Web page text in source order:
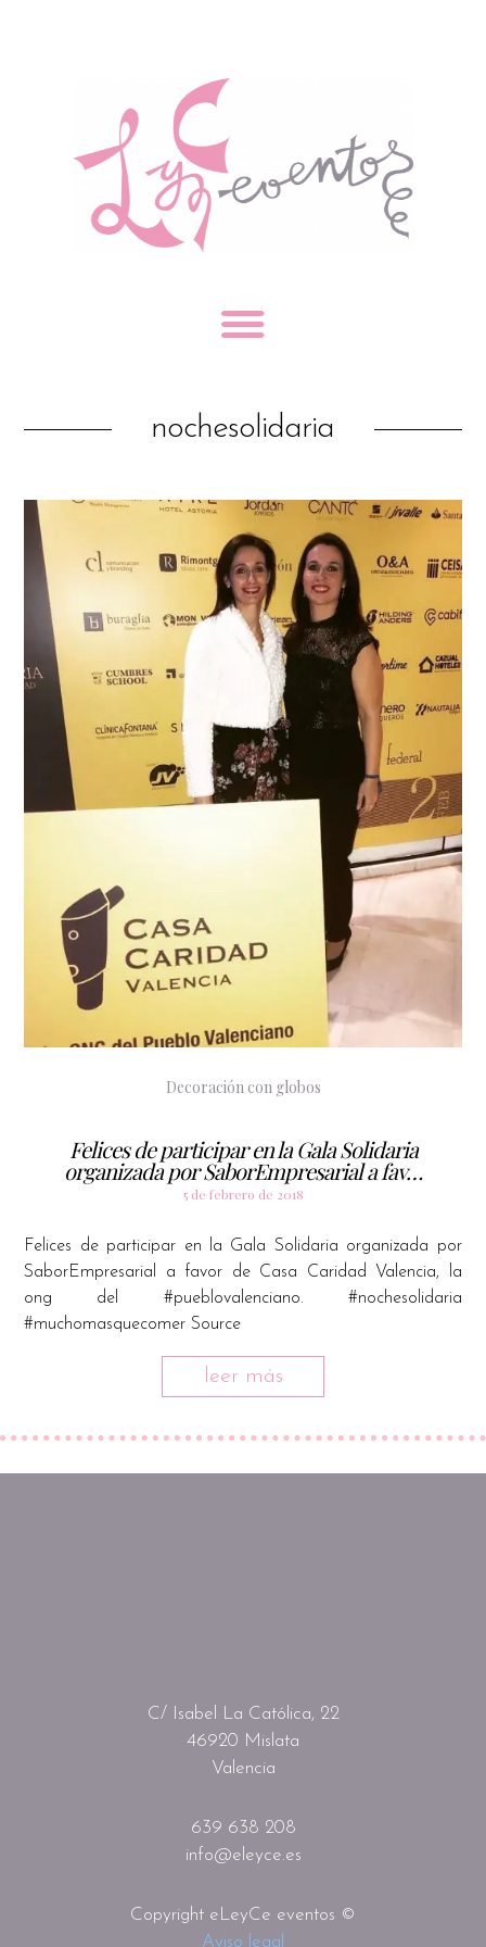
nochesolidaria
Decoración con globos
Felices de participar en la Gala Solidaria
organizada por SaborEmpresarial a fav…
5 de febrero de 2018
Felices de participar en la Gala Solidaria organizada por
SaborEmpresarial a favor de Casa Caridad Valencia, la
ong del #pueblovalenciano. #nochesolidaria
#muchomasquecomer Source
leer más
C/ Isabel La Católica, 22
46920 Mislata
Valencia
639 638 208
info@eleyce.es
Copyright eLeyCe eventos ©
Aviso legal